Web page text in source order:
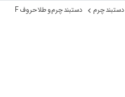
دستبند چرم دستبند چرم و طلا حروف F